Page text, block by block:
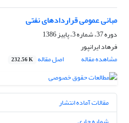
مبانی عمومی قراردادهای نفتی
دوره 37، شماره 3، پاییز 1386
فرهاد ایرانپور
مشاهده مقاله
اصل مقاله 232.56 K
مقالات آماده انتشار